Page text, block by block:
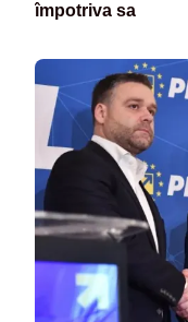
împotriva sa